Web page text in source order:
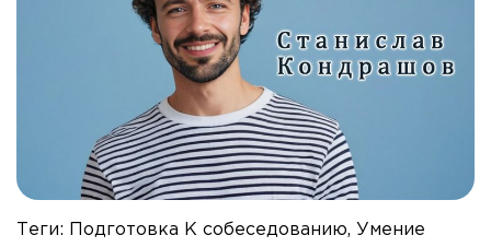
Теги: Подготовка К собеседованию, Умение